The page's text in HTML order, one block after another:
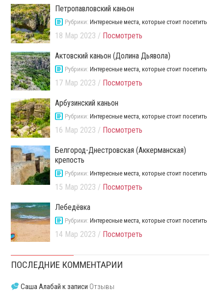
Петропавловский каньон
Рубрики:Интересные места, которые стоит посетить
18 Мар 2023 / Посмотреть
Актовский каньон (Долина Дьявола)
Рубрики:Интересные места, которые стоит посетить
17 Мар 2023 / Посмотреть
Арбузинский каньон
Рубрики:Интересные места, которые стоит посетить
16 Мар 2023 / Посмотреть
Белгород-Днестровская (Аккерманская)
крепость
Рубрики:Интересные места, которые стоит посетить
15 Мар 2023 / Посмотреть
Лебедёвка
Рубрики:Интересные места, которые стоит посетить
14 Мар 2023 / Посмотреть
ПОСЛЕДНИЕ КОММЕНТАРИИ
Саша Алабай к записи Отзывы